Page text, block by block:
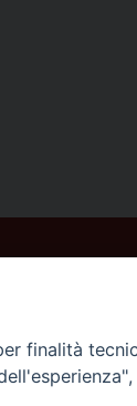
finalità